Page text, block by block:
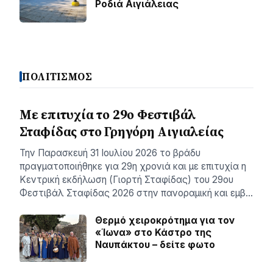
Ροδιά Αιγιάλειας
ΠΟΛΙΤΙΣΜΟΣ
Με επιτυχία το 29ο Φεστιβάλ
Σταφίδας στο Γρηγόρη Aιγιαλείας
Την Παρασκευή 31 Ιουλίου 2026 το βράδυ
πραγματοποιήθηκε για 29η χρονιά και με επιτυχία η
Κεντρική εκδήλωση (Γιορτή Σταφίδας) του 29ου
Φεστιβάλ Σταφίδας 2026 στην πανοραμική και εμβ…
Θερμό χειροκρότημα για τον
«Ίωνα» στο Κάστρο της
Ναυπάκτου – δείτε φωτο